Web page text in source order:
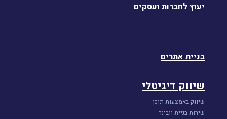
יעוץ לחברות ועסקים
בניית אתרים
שיווק דיגיטלי
שיווק באמצעות תוכן
שירות בניית וובינר